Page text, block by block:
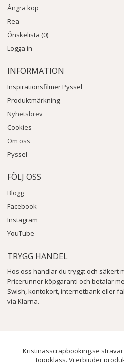
Ångra köp
Rea
Önskelista (0)
Logga in
INFORMATION
Inspirationsfilmer Pyssel
Produktmärkning
Nyhetsbrev
Cookies
Om oss
Pyssel
FÖLJ OSS
Blogg
Facebook
Instagram
YouTube
TRYGG HANDEL
Hos oss handlar du tryggt och säkert
Pricerunner köpgaranti och betalar
Swish, kontokort, internetbank eller
via Klarna.
Kristinasscrapbooking.se
toppklass. Vi erbjuder